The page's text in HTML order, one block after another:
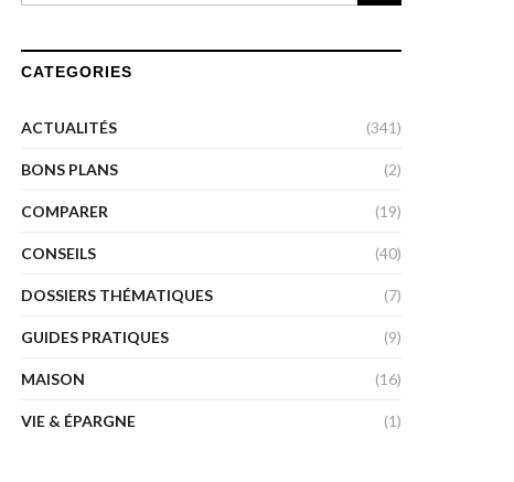
CATEGORIES
ACTUALITÉS (341)
BONS PLANS (2)
COMPARER (19)
CONSEILS (40)
DOSSIERS THÉMATIQUES (7)
GUIDES PRATIQUES (9)
MAISON (16)
VIE & ÉPARGNE (1)